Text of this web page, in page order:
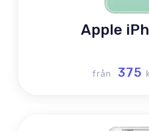
Apple
från 375